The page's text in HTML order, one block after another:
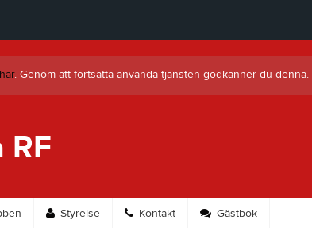
här. Genom att fortsätta använda tjänsten godkänner du denna.
RF
Styrelse Kontakt Gästbok